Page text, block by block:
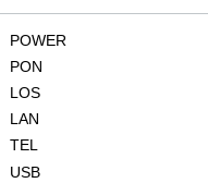
POWER
PON
LOS
LAN
TEL
USB